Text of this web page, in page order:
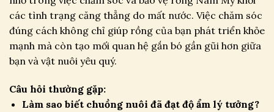
các tình trạng căng thẳng do mất nước. Việc chăm sóc
đúng cách không chỉ giúp rồng của bạn phát triển khỏe
mạnh mà còn tạo mối quan hệ gắn bó gần gũi hơn giữa
bạn và vật nuôi yêu quý.
Câu hỏi thường gặp:
Làm sao biết chuồng nuôi đã đạt độ ẩm lý tưởng?